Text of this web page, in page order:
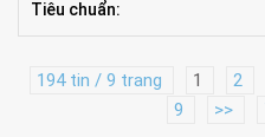
Tiêu chuẩn:
194 tin / 9 trang 1 2
9
>>